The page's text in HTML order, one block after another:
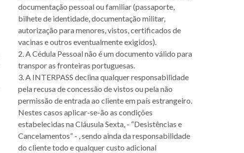
documentação pessoal ou familiar (passaporte,
bilhete de identidade, documentação militar,
autorização para menores, vistos, certificados de
vacinas e outros eventualmente exigidos).
2. A Cédula Pessoal não é um documento válido para
transpor as fronteiras portuguesas.
3. A INTERPASS declina qualquer responsabilidade
pela recusa de concessão de vistos ou pela não
permissão de entrada ao cliente em país estrangeiro.
Nestes casos aplicar-se-ão as condições
estabelecidas na Cláusula Sexta, - “Desistências e
Cancelamentos” - , sendo ainda da responsabilidade
do cliente todo e qualquer custo adicional